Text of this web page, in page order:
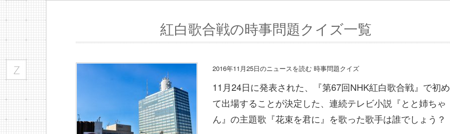
紅白歌合戦の時事問題クイズ一覧
2016年11月25日のニュースを読む 時事問題クイズ
11月24日に発表された、『第67回NHK紅白歌合戦』で初め
て出場することが決定した、連続テレビ小説『とと姉ちゃ
ん』の主題歌『花束を君に』を歌った歌手は誰でしょう？